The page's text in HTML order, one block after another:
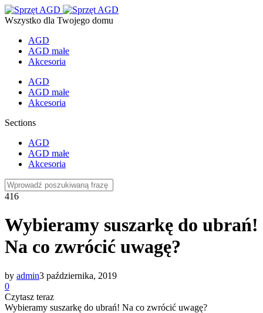
Wszystko dla Twojego domu
AGD
AGD małe
Akcesoria
AGD
AGD małe
Akcesoria
Sections
AGD
AGD małe
Akcesoria
416
Wybieramy suszarkę do ubrań!
Na co zwrócić uwagę?
by admin3 października, 2019
0
Czytasz teraz
Wybieramy suszarkę do ubrań! Na co zwrócić uwagę?